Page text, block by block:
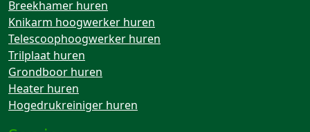
Breekhamer huren
Knikarm hoogwerker huren
Telescoophoogwerker huren
Trilplaat huren
Grondboor huren
Heater huren
Hogedrukreiniger huren